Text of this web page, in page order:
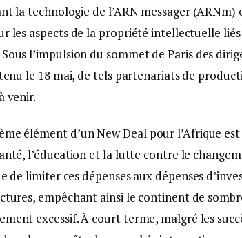
la technologie de l’ARN messager
les aspects de la propriété intellectuelle
l’impulsion du sommet de Paris des
tenu le 18 mai, de tels partenariats de
venir.
élément d’un New Deal pour l’Afrique
l’éducation et la lutte contre le
de limiter ces dépenses aux dépenses
empêchant ainsi le continent de
excessif. À court terme, malgré les